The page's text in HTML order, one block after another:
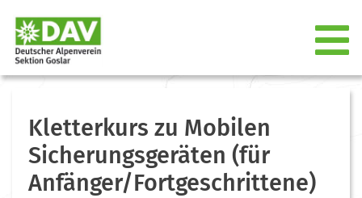
Kletterkurs zu Mobilen
Sicherungsgeräten (für
Anfänger/Fortgeschrittene)